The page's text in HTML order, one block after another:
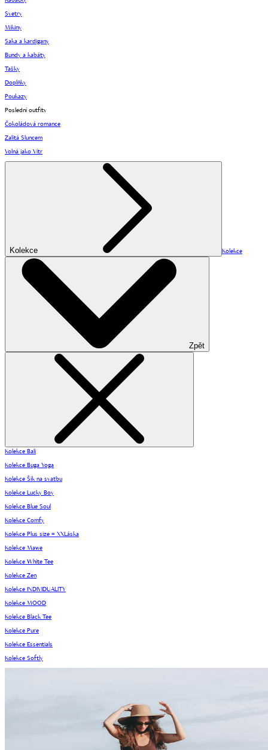
Svetry
Mikiny
Saka a kardigany
Bundy a kabáty
Tašky
Doplňky
Poukazy
Poslední outfity
Čokoládová romance
Zalitá Sluncem
Volná jako Vítr
Kolekce Kolekce
Zpět
Kolekce Bali
Kolekce Buga Yoga
Kolekce Šik na svatbu
Kolekce Lucky Boy
Kolekce Blue Soul
Kolekce Comfy
Kolekce Plus size = XXLáska
Kolekce Mawe
Kolekce White Tee
Kolekce Zen
Kolekce INDIVIDUALITY
Kolekce MOOD
Kolekce Black Tee
Kolekce Pure
Kolekce Essentials
Kolekce Softly